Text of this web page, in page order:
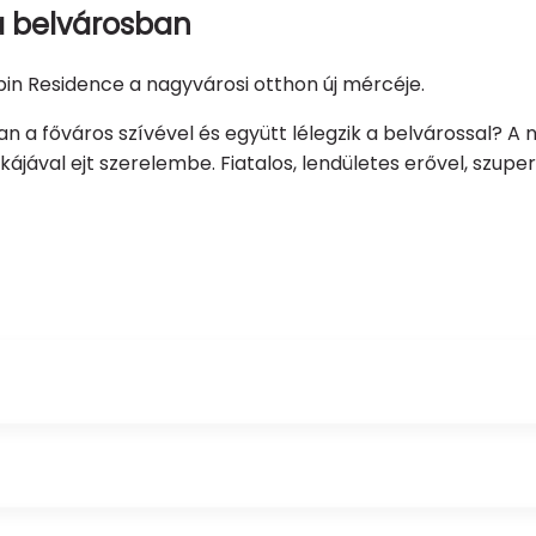
belvárosban
Residence a nagyvárosi otthon új mércéje.
a főváros szívével és együtt lélegzik a belvárossal?
ejt szerelembe. Fiatalos, lendületes erővel,